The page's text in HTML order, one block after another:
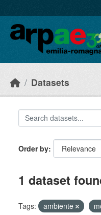
Datasets
Order by
1 dataset
Tags: ambiente